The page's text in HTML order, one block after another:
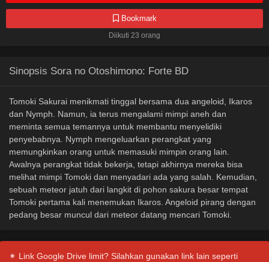
Bookmark
Diikuti 23 orang
Sinopsis Sora no Otoshimono: Forte BD
Tomoki Sakurai menikmati tinggal bersama dua angeloid, Ikaros
dan Nymph. Namun, ia terus mengalami mimpi aneh dan
meminta semua temannya untuk membantu menyelidiki
penyebabnya. Nymph mengeluarkan perangkat yang
memungkinkan orang untuk memasuki mimpin orang lain.
Awalnya perangkat tidak bekerja, tetapi akhirnya mereka bisa
melihat mimpi Tomoki dan menyadari ada yang salah. Kemudian,
sebuah meteor jatuh dari langkit di pohon sakura besar tempat
Tomoki pertama kali menemukan Ikaros. Angeloid pirang dengan
pedang besar muncul dari meteor datang mencari Tomoki.
✴ Link Google Drive limit? Silahkan gunakan link lain seperti